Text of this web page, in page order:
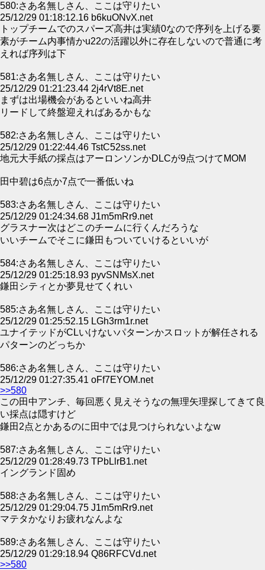
580:さあ名無しさん、ここは守りたい
25/12/29 01:18:12.16 b6kuONvX.net
トップチームでのスパーズ高井は実績0なので序列を上げる要
素がチーム内事情かu22の活躍以外に存在しないので普通に考
えれば序列は下
581:さあ名無しさん、ここは守りたい
25/12/29 01:21:23.44 2j4rVt8E.net
まずは出場機会があるといいね高井
リードして終盤迎えればあるかもな
582:さあ名無しさん、ここは守りたい
25/12/29 01:22:44.46 TstC52ss.net
地元大手紙の採点はアーロンソンかDLCが9点つけてMOM
田中碧は6点か7点で一番低いね
583:さあ名無しさん、ここは守りたい
25/12/29 01:24:34.68 J1m5mRr9.net
グラスナー次はどこのチームに行くんだろうな
いいチームでそこに鎌田もついていけるといいが
584:さあ名無しさん、ここは守りたい
25/12/29 01:25:18.93 pyvSNMsX.net
鎌田シティとか夢見せてくれい
585:さあ名無しさん、ここは守りたい
25/12/29 01:25:52.15 LGh3rm1r.net
ユナイテッドがCLいけないパターンかスロットが解任される
パターンのどっちか
586:さあ名無しさん、ここは守りたい
25/12/29 01:27:35.41 oFf7EYOM.net
>>580
この田中アンチ、毎回悪く見えそうなの無理矢理探してきて良
い採点は隠すけど
鎌田2点とかあるのに田中では見つけられないよなw
587:さあ名無しさん、ここは守りたい
25/12/29 01:28:49.73 TPbLlrB1.net
イングランド固め
588:さあ名無しさん、ここは守りたい
25/12/29 01:29:04.75 J1m5mRr9.net
マテタかなりお疲れなんよな
589:さあ名無しさん、ここは守りたい
25/12/29 01:29:18.94 Q86RFCVd.net
>>580